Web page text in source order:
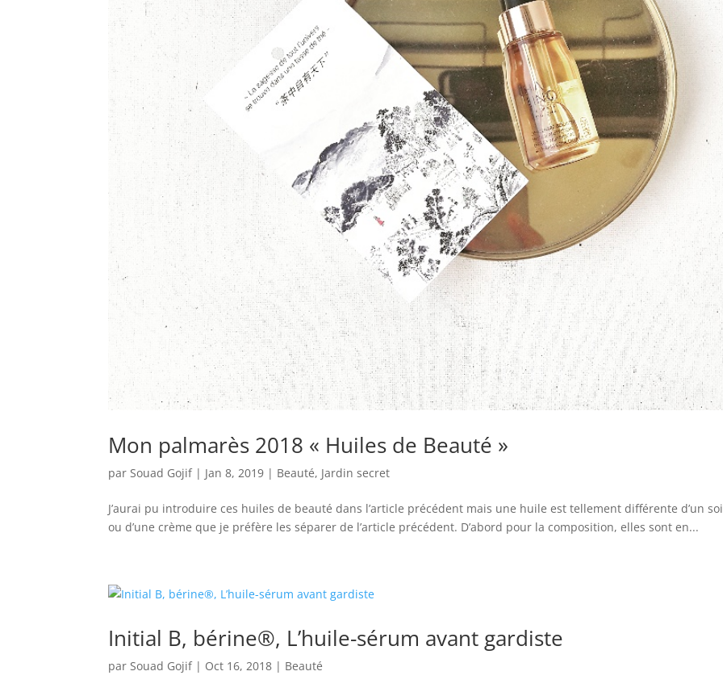
Mon palmarès 2018 « Huiles de Beauté »
parSouad Gojif| Jan 8, 2019 | Beauté, Jardin secret
J’aurai pu introduire ces huiles de beauté dans l’article précédent mais une huile est tellement différente d’un
ou d’une crème que je préfère les séparer de l’article précédent. D’abord pour la composition, elles sont en...
Initial B, bérine®, L’huile-sérum avant gardiste
parSouad Gojif| Oct 16, 2018 | Beauté